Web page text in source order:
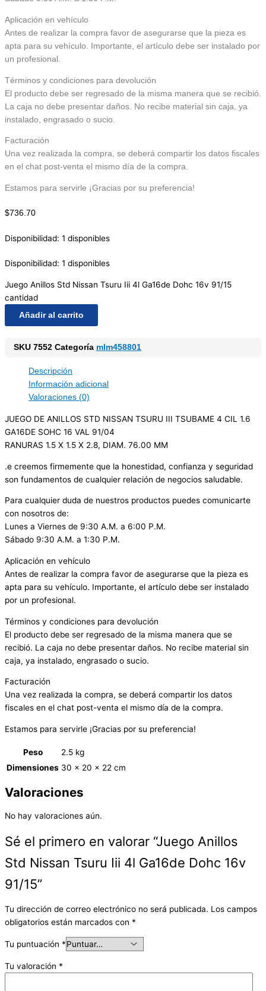
Aplicación en vehículo
Antes de realizar la compra favor de asegurarse que la pieza es
apta para su vehículo. Importante, el artículo debe ser instalado por
un profesional.
Términos y condiciones para devolución
El producto debe ser regresado de la misma manera que se recibió.
La caja no debe presentar daños. No recibe material sin caja, ya
instalado, engrasado o sucio.
Facturación
Una vez realizada la compra, se deberá compartir los datos fiscales
en el chat post-venta el mismo día de la compra.
Estamos para servirle ¡Gracias por su preferencia!
$736.70
Disponibilidad: 1 disponibles
Disponibilidad: 1 disponibles
Juego Anillos Std Nissan Tsuru Iii 4l Ga16de Dohc 16v 91/15
cantidad
Añadir al carrito
SKU 7552 Categoría mlm458801
Descripción
Información adicional
Valoraciones (0)
JUEGO DE ANILLOS STD NISSAN TSURU III TSUBAME 4 CIL 1.6
GA16DE SOHC 16 VAL 91/04
RANURAS 1.5 X 1.5 X 2.8, DIAM. 76.00 MM
.e creemos firmemente que la honestidad, confianza y seguridad
son fundamentos de cualquier relación de negocios saludable.
Para cualquier duda de nuestros productos puedes comunicarte
con nosotros de:
Lunes a Viernes de 9:30 A.M. a 6:00 P.M.
Sábado 9:30 A.M. a 1:30 P.M.
Aplicación en vehículo
Antes de realizar la compra favor de asegurarse que la pieza es
apta para su vehículo. Importante, el artículo debe ser instalado
por un profesional.
Términos y condiciones para devolución
El producto debe ser regresado de la misma manera que se
recibió. La caja no debe presentar daños. No recibe material sin
caja, ya instalado, engrasado o sucio.
Facturación
Una vez realizada la compra, se deberá compartir los datos
fiscales en el chat post-venta el mismo día de la compra.
Estamos para servirle ¡Gracias por su preferencia!
Peso
2.5 kg
Dimensiones 30 × 20 × 22 cm
Valoraciones
No hay valoraciones aún.
Sé el primero en valorar “Juego Anillos
Std Nissan Tsuru Iii 4l Ga16de Dohc 16v
91/15”
Tu dirección de correo electrónico no será publicada. Los campos
obligatorios están marcados con *
Tu puntuación *
Tu valoración *